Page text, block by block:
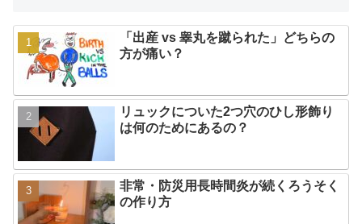
「出産 vs 睾丸を蹴られた」どちらの
方が痛い？
リュックについた2つ穴のひし形飾り
は何のためにあるの？
非常・防災用長時間炎が続くろうそく
の作り方